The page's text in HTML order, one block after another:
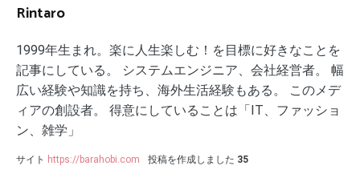
Rintaro
1999年生まれ。楽に人生楽しむ！を目標に好きなことを
記事にしている。 システムエンジニア、会社経営者。 幅
広い経験や知識を持ち、海外生活経験もある。 このメデ
ィアの創設者。 得意にしていることは「IT、ファッショ
ン、雑学」
サイト https://barahobi.com 投稿を作成しました 35